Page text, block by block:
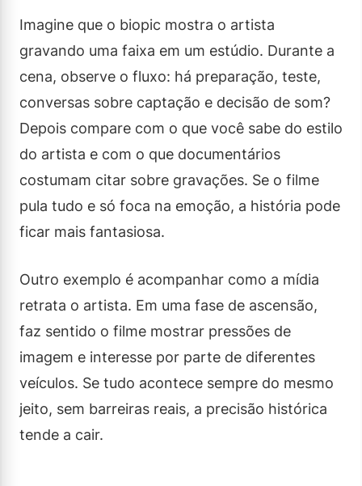
Imagine que o biopic mostra o artista
gravando uma faixa em um estúdio. Durante a
cena, observe o fluxo: há preparação, teste,
conversas sobre captação e decisão de som?
Depois compare com o que você sabe do estilo
do artista e com o que documentários
costumam citar sobre gravações. Se o filme
pula tudo e só foca na emoção, a história pode
ficar mais fantasiosa.
Outro exemplo é acompanhar como a mídia
retrata o artista. Em uma fase de ascensão,
faz sentido o filme mostrar pressões de
imagem e interesse por parte de diferentes
veículos. Se tudo acontece sempre do mesmo
jeito, sem barreiras reais, a precisão histórica
tende a cair.